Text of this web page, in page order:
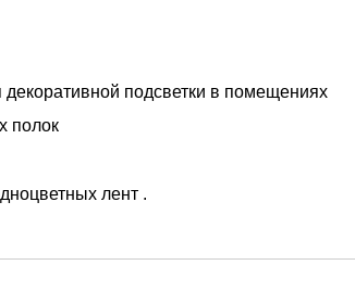
подсветки в помещениях
полок
лент .